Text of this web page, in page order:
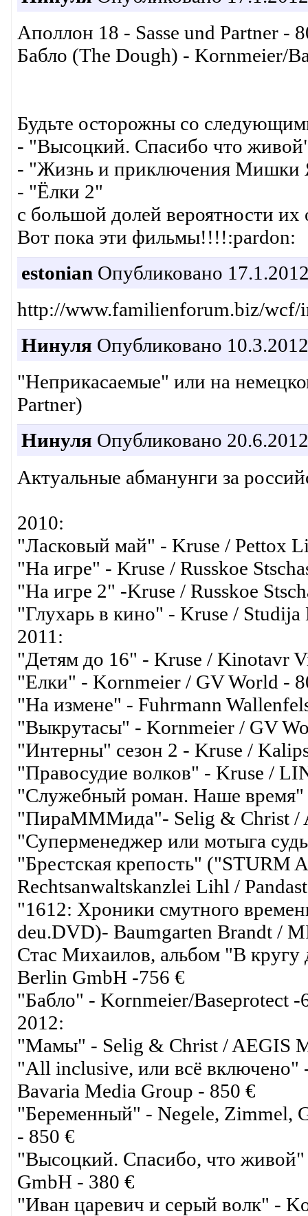
Аполлон 18 - Sasse und Partner -
Бабло (The Dough) - Kornmeier/
Будьте осторожны со
- "Высоцкий. Спасибо что
- "Жизнь и приключения Мишки
- "Ёлки 2"
с большой долей вероятности
Вот пока эти фильмы!!!!:pardon:
estonianОпубликовано
http://www.familienforum.biz/wcf/
Нинуля Опубликовано
"Неприкасаемые" или на
Partner)
Нинуля Опубликовано
Актуальные абманунги за
2010:
"Ласковый май" - Kruse / Pettox
"На игре" - Kruse / Russkoe
"На игре 2" -Kruse / Russkoe
"Глухарь в кино" - Kruse /
2011:
"Детям до 16" - Kruse / Kinotavr
"Елки" - Kornmeier / GV World -
"На измене" - Fuhrmann
"Выкрутасы" - Kornmeier / GV
"Интерны" сезон 2 - Kruse /
"Правосудие волков" - Kruse /
"Служебный роман. Наше
"ПираМММида"- Selig & Christ /
"Суперменеджер или мотыга
"Брестская крепость" ("STURM
Rechtsanwaltskanzlei Lihl /
"1612: Хроники смутного
deu.DVD)- Baumgarten Brandt /
Стас Михаилов, альбом "В
Berlin GmbH -756 €
"Бабло" - Kornmeier/Baseprotect -
2012:
"Мамы" - Selig & Christ / AEGIS
"All inclusive, или всё включено"
Bavaria Media Group - 850 €
"Беременный" - Negele, Zimmel,
- 850 €
"Высоцкий. Спасибо, что
GmbH - 380 €
"Иван царевич и серый волк" -